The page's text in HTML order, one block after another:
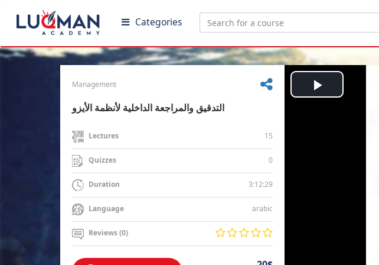
Categories
Management
التدقيق والمراجعة الداخلية لأنظمة الأيزو
Lectures 15
Quizzes 0
Duration 3:12:29
Language arabic
Reviews (0)
Play